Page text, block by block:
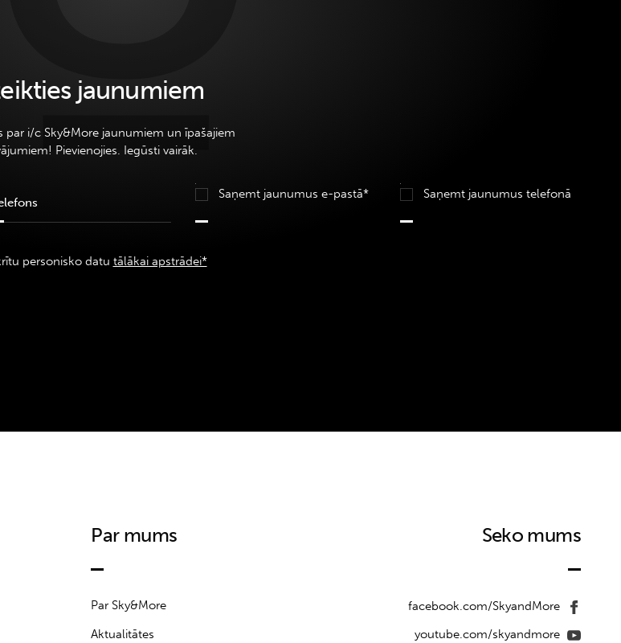
jaunumiem
par i/c Sky&More jaunumiem un īpašajiem
Pievienojies. Iegūsti vairāk.
Saņemt jaunumus e-pastā* Saņemt jaunumus telefonā
personisko datu tālākai apstrādei*
Par mums
Par Sky&More
Aktualitātes
Seko mums
facebook.com/SkyandMore
youtube.com/skyandmore